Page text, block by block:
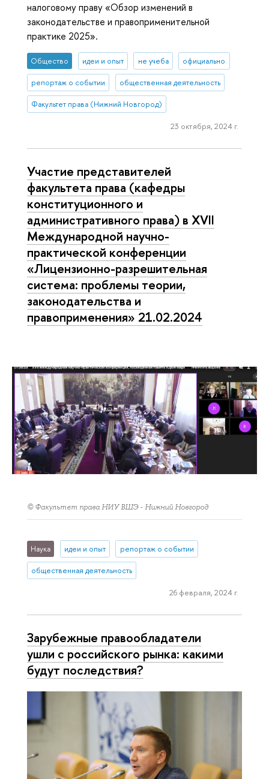
налоговому праву «Обзор изменений в
законодательстве и правоприменительной
практике 2025».
Общество идеи и опыт не учеба официально
репортаж о событии общественная деятельность
Факультет права (Нижний Новгород)
23 октября, 2024 г.
Участие представителей
факультета права (кафедры
конституционного и
административного права) в ХVII
Международной научно-
практической конференции
«Лицензионно-разрешительная
система: проблемы теории,
законодательства и
правоприменения» 21.02.2024
© Факультет права НИУ ВШЭ - Нижний Новгород
Наука идеи и опыт репортаж о событии
общественная деятельность
26 февраля, 2024 г.
Зарубежные правообладатели
ушли с российского рынка: какими
будут последствия?